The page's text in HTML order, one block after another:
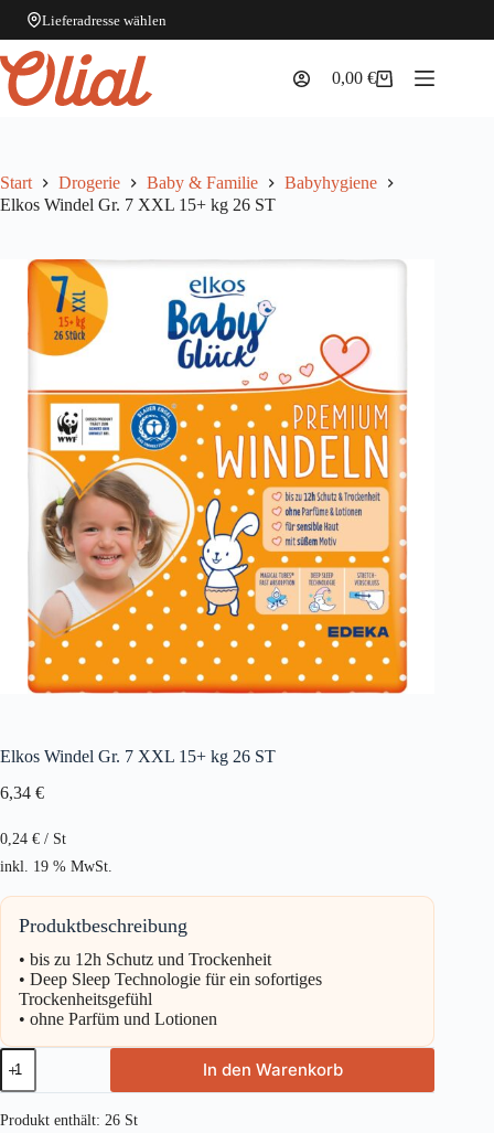
Lieferadresse wählen
Zum
Inhalt
springen
Warenkorb
0,00€
Start Drogerie Baby & Familie
Babyhygiene
Elkos Windel Gr. 7 XXL 15+ kg 26 ST
Elkos Windel Gr. 7 XXL 15+ kg 26 ST
6,34 €
0,24 € / St
inkl. 19 % MwSt.
Produktbeschreibung
• bis zu 12h Schutz und Trockenheit
• Deep Sleep Technologie für ein sofortiges
Trockenheitsgefühl
• ohne Parfüm und Lotionen
Elkos
Windel
Gr.
7
In den Warenkorb
Produkt enthält: 26 St